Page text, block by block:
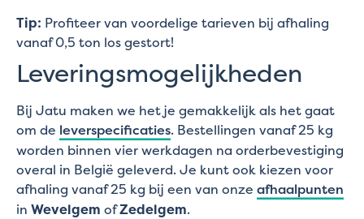
Tip: Profiteer van voordelige tarieven bij afhaling
vanaf 0,5 ton los gestort!
Leveringsmogelijkheden
Bij Jatu maken we het je gemakkelijk als het gaat
om de leverspecificaties. Bestellingen vanaf 25 kg
worden binnen vier werkdagen na orderbevestiging
overal in België geleverd. Je kunt ook kiezen voor
afhaling vanaf 25 kg bij een van onze afhaalpunten
in Wevelgem ofZedelgem.